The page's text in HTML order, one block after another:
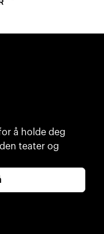
å holde deg
teater og